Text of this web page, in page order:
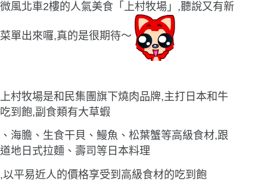
微風北車2樓的人氣美食「上村牧場」,聽說又有新
菜單出來囉,真的是很期待〜
上村牧場是和民集團旗下燒肉品牌,主打日本和牛
吃到飽,副食類有大草蝦
、海膽、生食干貝、鰻魚、松葉蟹等高級食材,跟
道地日式拉麵、壽司等日本料理
,以平易近人的價格享受到高級食材的吃到飽